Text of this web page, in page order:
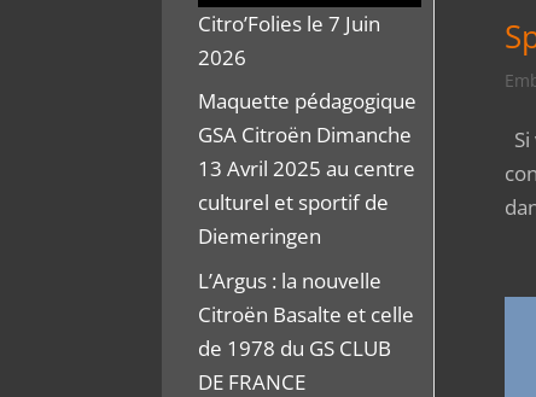
Citro’Folies le 7 Juin
2026
Maquette pédagogique
GSA Citroën Dimanche
13 Avril 2025 au centre
culturel et sportif de
Diemeringen
L’Argus : la nouvelle
Citroën Basalte et celle
de 1978 du GS CLUB
DE FRANCE